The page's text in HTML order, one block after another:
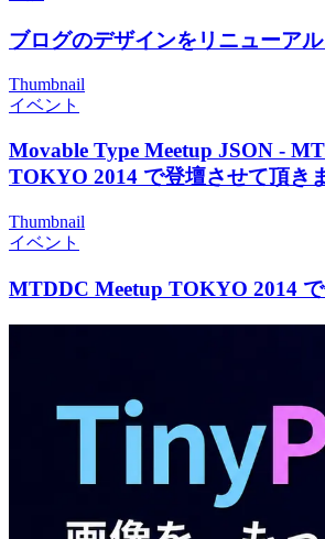
ブログのデザインをリニューア
Thumbnail
イベント
Movable Type Meetup JSON -
TOKYO 2014 で登壇させて頂き
Thumbnail
イベント
MTDDC Meetup TOKYO 2014 で